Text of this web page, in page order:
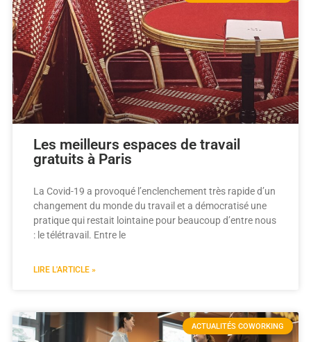
Les meilleurs espaces de travail
gratuits à Paris
La Covid-19 a provoqué l’enclenchement très rapide d’un
changement du monde du travail et a démocratisé une
pratique qui restait lointaine pour beaucoup d’entre nous
: le télétravail. Entre le
LIRE L'ARTICLE »
ACTUALITÉS COWORKING